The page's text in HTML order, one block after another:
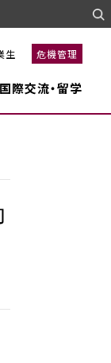
生 危機管理
国際交流・留学